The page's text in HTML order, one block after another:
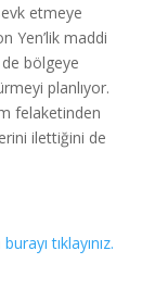
etmeye
Yen’lik maddi
bölgeye
planlıyor.
felaketinden
ilettiğini de
burayı tıklayınız.